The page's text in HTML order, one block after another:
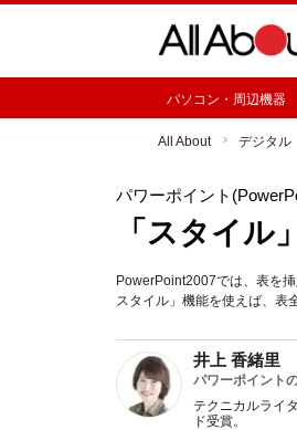
パソコン・周辺機器
All About デジタル
パワーポイント
「スタイル
PowerPoint2007では、表を
スタイル」機能を使えば、表
井上 香緒里
パワーポイント
テクニカルライ
ド受賞。